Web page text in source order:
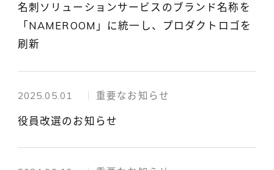
名刺ソリューションサービスのブランド名称を
「NAMEROOM」に統一し、プロダクトロゴを
刷新
2025.05.01 重要なお知らせ
役員改選のお知らせ